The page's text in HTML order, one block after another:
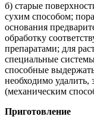
б) старые
сухим способом;
основания
обработку
препаратами; для
специальные
способные
необходимо удалить,
(механическим
Приготовление